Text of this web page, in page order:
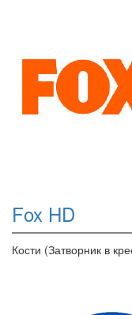
Fox HD
Кости (Затворник в